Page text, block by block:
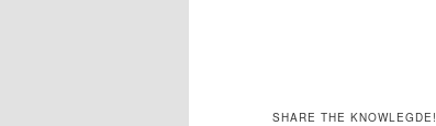
SHARE THE KNOWLEGDE!